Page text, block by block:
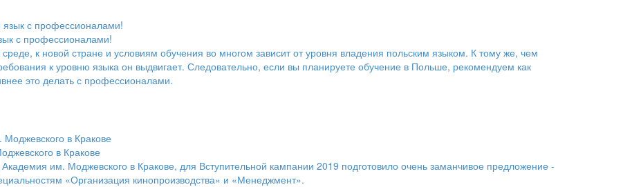
с профессионалами!
к новой стране и условиям обучения во многом зависит от уровня владения польским языком. К тому же, чем
к уровню языка он выдвигает. Следовательно, если вы планируете обучение в Польше, рекомендуем как
это делать с профессионалами.
в Кракове
им. Моджевского в Кракове, для Вступительной кампании 2019 подготовило очень заманчивое предложение -
«Организация кинопроизводства» и «Менеджмент».